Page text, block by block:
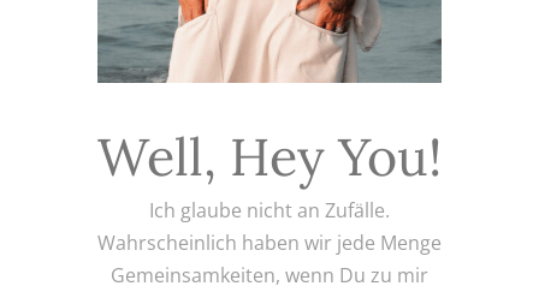
Well, Hey You!
Ich glaube nicht an Zufälle.
Wahrscheinlich haben wir jede Menge
Gemeinsamkeiten, wenn Du zu mir